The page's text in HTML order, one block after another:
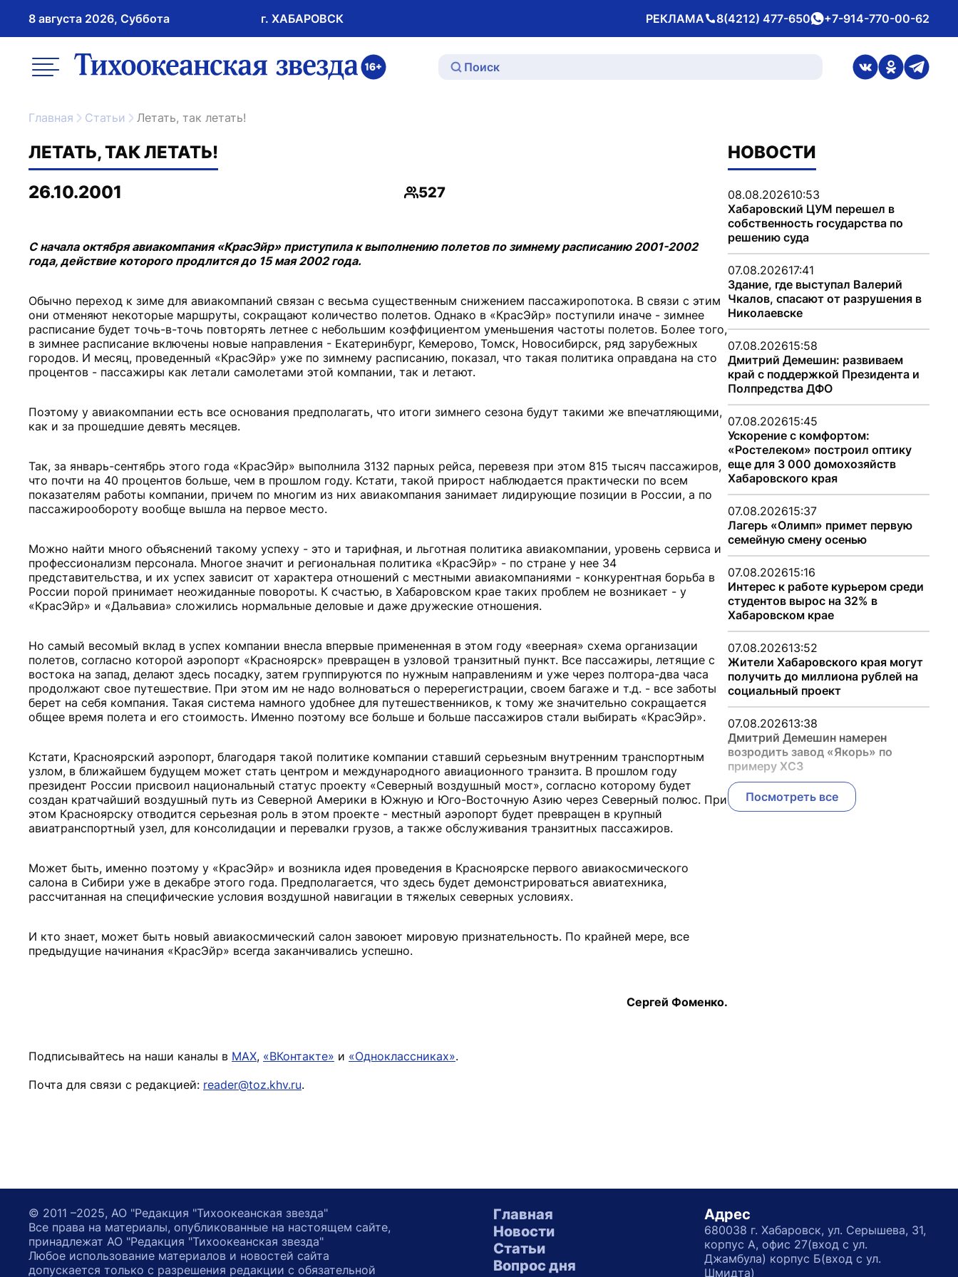
8 августа 2026, Суббота г. ХАБАРОВСК РЕКЛАМА
Телефон 8(4212) 477-650whatsApp
+7-914-770-00-62
меню ссылка на главную
ссылка на
ссылка на
Главная Статьи Летать, так летать!
ЛЕТАТЬ, ТАК ЛЕТАТЬ!
26.10.2001
Просмотры
527
С начала октября авиакомпания «КрасЭйр» приступила к выполнению полетов по зимнему расписанию 2001-2002
года, действие которого продлится до 15 мая 2002 года.
Обычно переход к зиме для авиакомпаний связан с весьма существенным снижением пассажиропотока. В связи с этим
они отменяют некоторые маршруты, сокращают количество полетов. Однако в «КрасЭйр» поступили иначе - зимнее
расписание будет точь-в-точь повторять летнее с небольшим коэффициентом уменьшения частоты полетов. Более того,
в зимнее расписание включены новые направления - Екатеринбург, Кемерово, Томск, Новосибирск, ряд зарубежных
городов. И месяц, проведенный «КрасЭйр» уже по зимнему расписанию, показал, что такая политика оправдана на сто
процентов - пассажиры как летали самолетами этой компании, так и летают.
Поэтому у авиакомпании есть все основания предполагать, что итоги зимнего сезона будут такими же впечатляющими,
как и за прошедшие девять месяцев.
Так, за январь-сентябрь этого года «КрасЭйр» выполнила 3132 парных рейса, перевезя при этом 815 тысяч пассажиров,
что почти на 40 процентов больше, чем в прошлом году. Кстати, такой прирост наблюдается практически по всем
показателям работы компании, причем по многим из них авиакомпания занимает лидирующие позиции в России, а по
пассажирообороту вообще вышла на первое место.
Можно найти много объяснений такому успеху - это и тарифная, и льготная политика авиакомпании, уровень сервиса и
профессионализм персонала. Многое значит и региональная политика «КрасЭйр» - по стране у нее 34
представительства, и их успех зависит от характера отношений с местными авиакомпаниями - конкурентная борьба в
России порой принимает неожиданные повороты. К счастью, в Хабаровском крае таких проблем не возникает - у
«КрасЭйр» и «Дальавиа» сложились нормальные деловые и даже дружеские отношения.
Но самый весомый вклад в успех компании внесла впервые примененная в этом году «веерная» схема организации
полетов, согласно которой аэропорт «Красноярск» превращен в узловой транзитный пункт. Все пассажиры, летящие с
востока на запад, делают здесь посадку, затем группируются по нужным направлениям и уже через полтора-два часа
продолжают свое путешествие. При этом им не надо волноваться о перерегистрации, своем багаже и т.д. - все заботы
берет на себя компания. Такая система намного удобнее для путешественников, к тому же значительно сокращается
общее время полета и его стоимость. Именно поэтому все больше и больше пассажиров стали выбирать «КрасЭйр».
Кстати, Красноярский аэропорт, благодаря такой политике компании ставший серьезным внутренним транспортным
узлом, в ближайшем будущем может стать центром и международного авиационного транзита. В прошлом году
президент России присвоил национальный статус проекту «Северный воздушный мост», согласно которому будет
создан кратчайший воздушный путь из Северной Америки в Южную и Юго-Восточную Азию через Северный полюс. При
этом Красноярску отводится серьезная роль в этом проекте - местный аэропорт будет превращен в крупный
авиатранспортный узел, для консолидации и перевалки грузов, а также обслуживания транзитных пассажиров.
Может быть, именно поэтому у «КрасЭйр» и возникла идея проведения в Красноярске первого авиакосмического
салона в Сибири уже в декабре этого года. Предполагается, что здесь будет демонстрироваться авиатехника,
рассчитанная на специфические условия воздушной навигации в тяжелых северных условиях.
И кто знает, может быть новый авиакосмический салон завоюет мировую признательность. По крайней мере, все
предыдущие начинания «КрасЭйр» всегда заканчивались успешно.
Сергей Фоменко.
Подписывайтесь на наши каналы в MAX, «ВКонтакте» и «Одноклассниках».
Почта для связи с редакцией: reader@toz.khv.ru.
НОВОСТИ
08.08.202610:53
Хабаровский ЦУМ перешел в
собственность государства по
решению суда
07.08.202617:41
Здание, где выступал Валерий
Чкалов, спасают от разрушения в
Николаевске
07.08.202615:58
Дмитрий Демешин: развиваем
край с поддержкой Президента и
Полпредства ДФО
07.08.202615:45
Ускорение с комфортом:
«Ростелеком» построил оптику
еще для 3 000 домохозяйств
Хабаровского края
07.08.202615:37
Лагерь «Олимп» примет первую
семейную смену осенью
07.08.202615:16
Интерес к работе курьером среди
студентов вырос на 32% в
Хабаровском крае
07.08.202613:52
Жители Хабаровского края могут
получить до миллиона рублей на
социальный проект
07.08.202613:38
Дмитрий Демешин намерен
возродить завод «Якорь» по
примеру ХСЗ
Посмотреть все
Главная
Новости
Статьи
Вопрос дня
Адрес
680038 г. Хабаровск, ул. Серышева, 31,
корпус А, офис 27(вход с ул.
Джамбула) корпус Б(вход с ул.
Шмидта)
© 2011 –2025, АО "Редакция "Тихоокеанская звезда"
Все права на материалы, опубликованные на настоящем сайте,
принадлежат АО "Редакция "Тихоокеанская звезда"
Любое использование материалов и новостей сайта
допускается только с разрешения редакции с обязательной